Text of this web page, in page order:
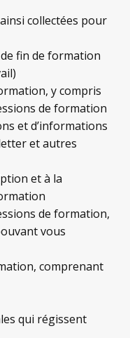
collectées pour
fin de formation
y compris
de formation
et d’informations
et autres
et à la
de formation,
vous
comprenant
qui régissent